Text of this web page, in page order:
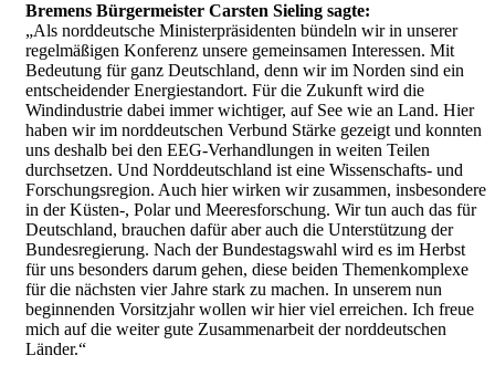
Bremens Bürgermeister Carsten Sieling sagte:
„Als norddeutsche Ministerpräsidenten bündeln wir in unserer
regelmäßigen Konferenz unsere gemeinsamen Interessen. Mit
Bedeutung für ganz Deutschland, denn wir im Norden sind ein
entscheidender Energiestandort. Für die Zukunft wird die
Windindustrie dabei immer wichtiger, auf See wie an Land. Hier
haben wir im norddeutschen Verbund Stärke gezeigt und konnten
uns deshalb bei den EEG-Verhandlungen in weiten Teilen
durchsetzen. Und Norddeutschland ist eine Wissenschafts- und
Forschungsregion. Auch hier wirken wir zusammen, insbesondere
in der Küsten-, Polar und Meeresforschung. Wir tun auch das für
Deutschland, brauchen dafür aber auch die Unterstützung der
Bundesregierung. Nach der Bundestagswahl wird es im Herbst
für uns besonders darum gehen, diese beiden Themenkomplexe
für die nächsten vier Jahre stark zu machen. In unserem nun
beginnenden Vorsitzjahr wollen wir hier viel erreichen. Ich freue
mich auf die weiter gute Zusammenarbeit der norddeutschen
Länder.“